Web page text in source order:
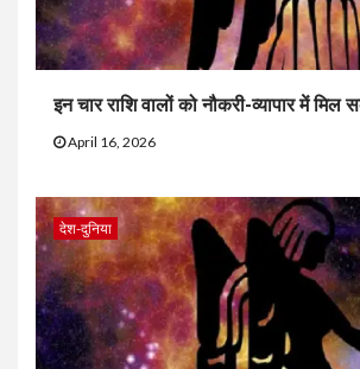
इन चार राशि वालों को नौकरी-व्यापार में मिल
April 16, 2026
देश-दुनिया